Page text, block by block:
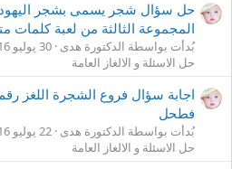
المجموعة الثالثة من لعبة كلمات
بُدأت بواسطة الدكتورة هدى 30 يوليو 2016
حل الاسئلة و الالغاز العامة
فطحل
بُدأت بواسطة الدكتورة هدى 22 يوليو 2016
حل الاسئلة و الالغاز العامة